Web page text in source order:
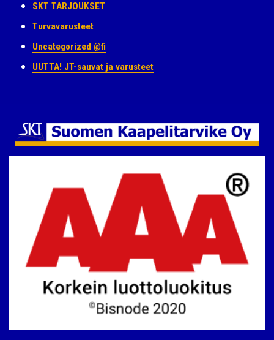
SKT TARJOUKSET
Turvavarusteet
Uncategorized @fi
UUTTA! JT-sauvat ja varusteet